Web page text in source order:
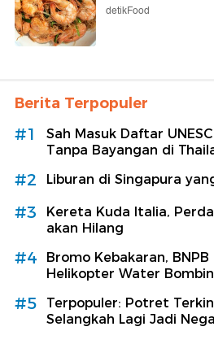
detikFood
Berita Terpopuler
#1
Sah Masuk Daftar
Tanpa Bayangan di
#2 Liburan di Singapura
#3
Kereta Kuda Italia,
akan Hilang
#4
Bromo Kebakaran,
Helikopter Water
#5
Terpopuler: Potret
Selangkah Lagi Jadi